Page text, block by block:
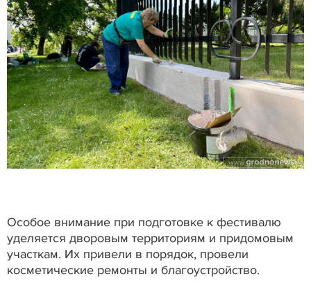
Особое внимание при подготовке к фестивалю
уделяется дворовым территориям и придомовым
участкам. Их привели в порядок, провели
косметические ремонты и благоустройство.